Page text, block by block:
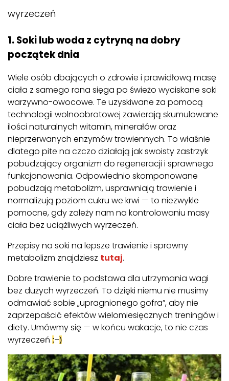
wyrzeczeń
1. Soki lub woda z cytryną na dobry
początek dnia
Wiele osób dbających o zdrowie i prawidłową masę
ciała z samego rana sięga po świeżo wyciskane soki
warzywno-owocowe. Te uzyskiwane za pomocą
technologii wolnoobrotowej zawierają skumulowane
ilości naturalnych witamin, minerałów oraz
nieprzerwanych enzymów trawiennych. To właśnie
dlatego pite na czczo działają jak swoisty zastrzyk
pobudzający organizm do regeneracji i sprawnego
funkcjonowania. Odpowiednio skomponowane
pobudzają metabolizm, usprawniają trawienie i
normalizują poziom cukru we krwi — to niezwykle
pomocne, gdy zależy nam na kontrolowaniu masy
ciała bez uciążliwych wyrzeczeń.
Przepisy na soki na lepsze trawienie i sprawny
metabolizm znajdziesz tutaj.
Dobre trawienie to podstawa dla utrzymania wagi
bez dużych wyrzeczeń. To dzięki niemu nie musimy
odmawiać sobie „upragnionego gofra”, aby nie
zaprzepaścić efektów wielomiesięcznych treningów i
diety. Umówmy się — w końcu wakacje, to nie czas
wyrzeczeń :–)